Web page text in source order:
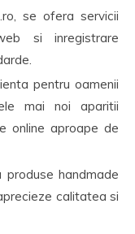
se ofera servicii
si inregistrare
pentru oamenii
mai noi aparitii
online aproape de
handmade
calitatea si